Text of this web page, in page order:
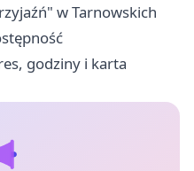
w Tarnowskich
godziny i karta